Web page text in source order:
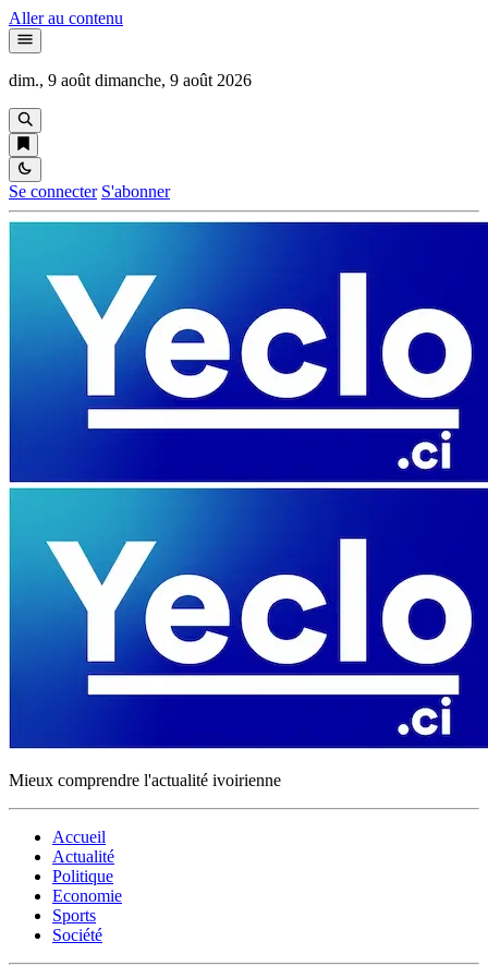
Aller au contenu
dim., 9 août dimanche, 9 août 2026
Se connecter S'abonner
Mieux comprendre l'actualité ivoirienne
Accueil
Actualité
Politique
Economie
Sports
Société